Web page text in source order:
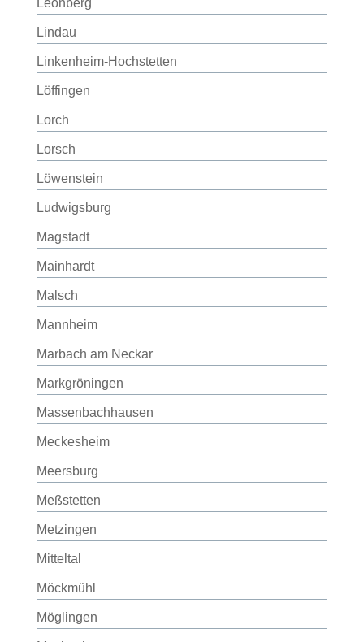
Leonberg
Lindau
Linkenheim-Hochstetten
Löffingen
Lorch
Lorsch
Löwenstein
Ludwigsburg
Magstadt
Mainhardt
Malsch
Mannheim
Marbach am Neckar
Markgröningen
Massenbachhausen
Meckesheim
Meersburg
Meßstetten
Metzingen
Mitteltal
Möckmühl
Möglingen